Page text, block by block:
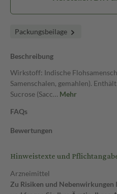
Packungsbeilage
Beschreibung
Wirkstoff: Indische
Samenschalen, gemahlen).
Sucrose (Sacc… Mehr
FAQs
Bewertungen
Hinweistexte und
Arzneimittel
Zu Risiken und Nebenwirkungen